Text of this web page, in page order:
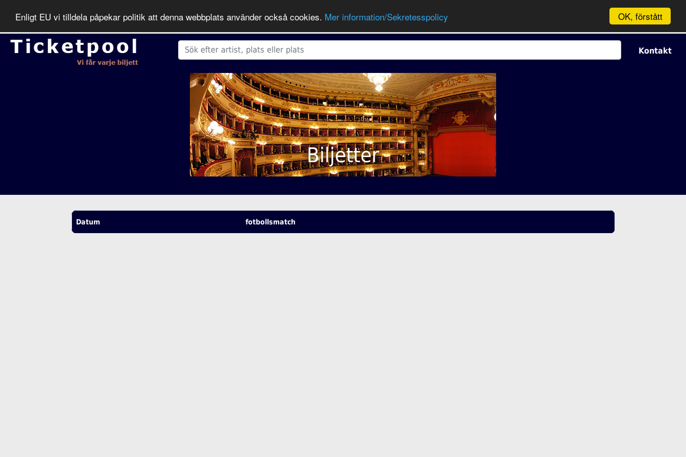
OK, förstått
Enligt EU vi tilldela påpekar politik att denna webbplats använder också cookies. Mer information/Sekretesspolicy
Kontakt
Biljetter
Datum fotbollsmatch